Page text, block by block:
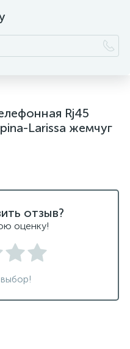
Rj45
Larissa жемчуг
отзыв?
оценку!